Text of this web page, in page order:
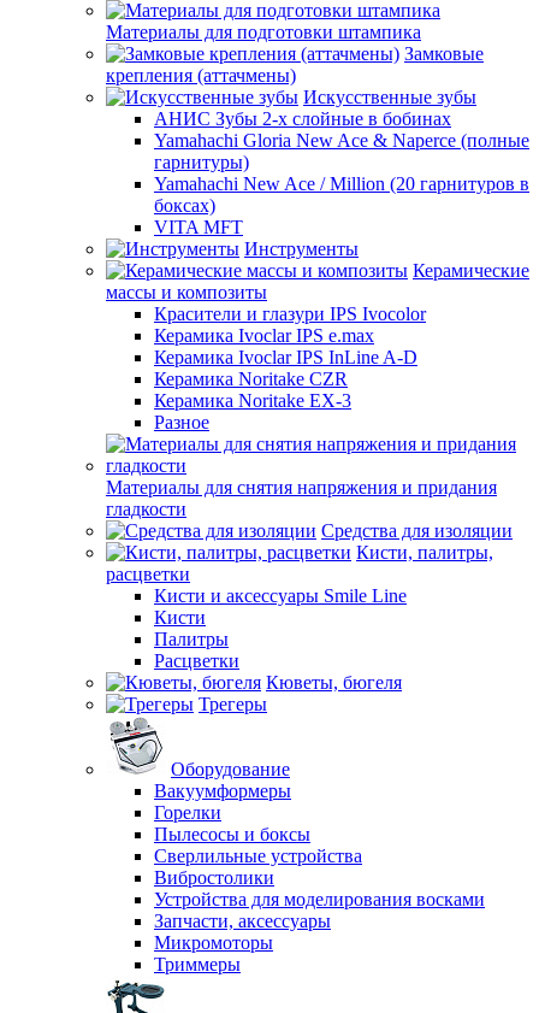
Материалы для подготовки штампика
Замковые
крепления (аттачмены)
Искусственные зубы
АНИС Зубы 2-х слойные в бобинах
Yamahachi Gloria New Ace & Naperce (полные
гарнитуры)
Yamahachi New Ace / Million (20 гарнитуров в
боксах)
VITA MFT
Инструменты
Керамические
массы и композиты
Красители и глазури IPS Ivocolor
Керамика Ivoclar IPS e.max
Керамика Ivoclar IPS InLine A-D
Керамика Noritake CZR
Керамика Noritake EX-3
Разное
Материалы для снятия напряжения и придания
гладкости
Средства для изоляции
Кисти, палитры,
расцветки
Кисти и аксессуары Smile Line
Кисти
Палитры
Расцветки
Кюветы, бюгеля
Трегеры
Оборудование
Вакуумформеры
Горелки
Пылесосы и боксы
Сверлильные устройства
Вибростолики
Устройства для моделирования восками
Запчасти, аксессуары
Микромоторы
Триммеры